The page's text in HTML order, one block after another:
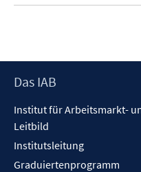
Footer
Das IAB
Institut für Arbeitsmarkt-
Leitbild
Institutsleitung
Graduiertenprogramm